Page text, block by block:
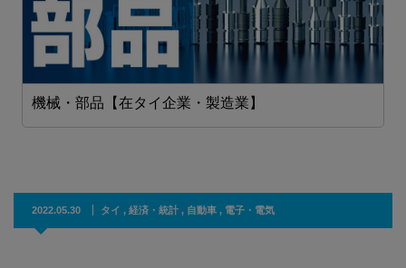
機械・部品【在タイ企業・製造業】
2022.05.30 タイ , 経済・統計 , 自動車 , 電子・電気